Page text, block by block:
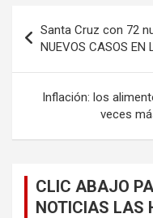
de
entradas
Santa Cruz con 72
NUEVOS CASOS EN
Inflación: los
veces
CLIC ABAJO
NOTICIAS LAS